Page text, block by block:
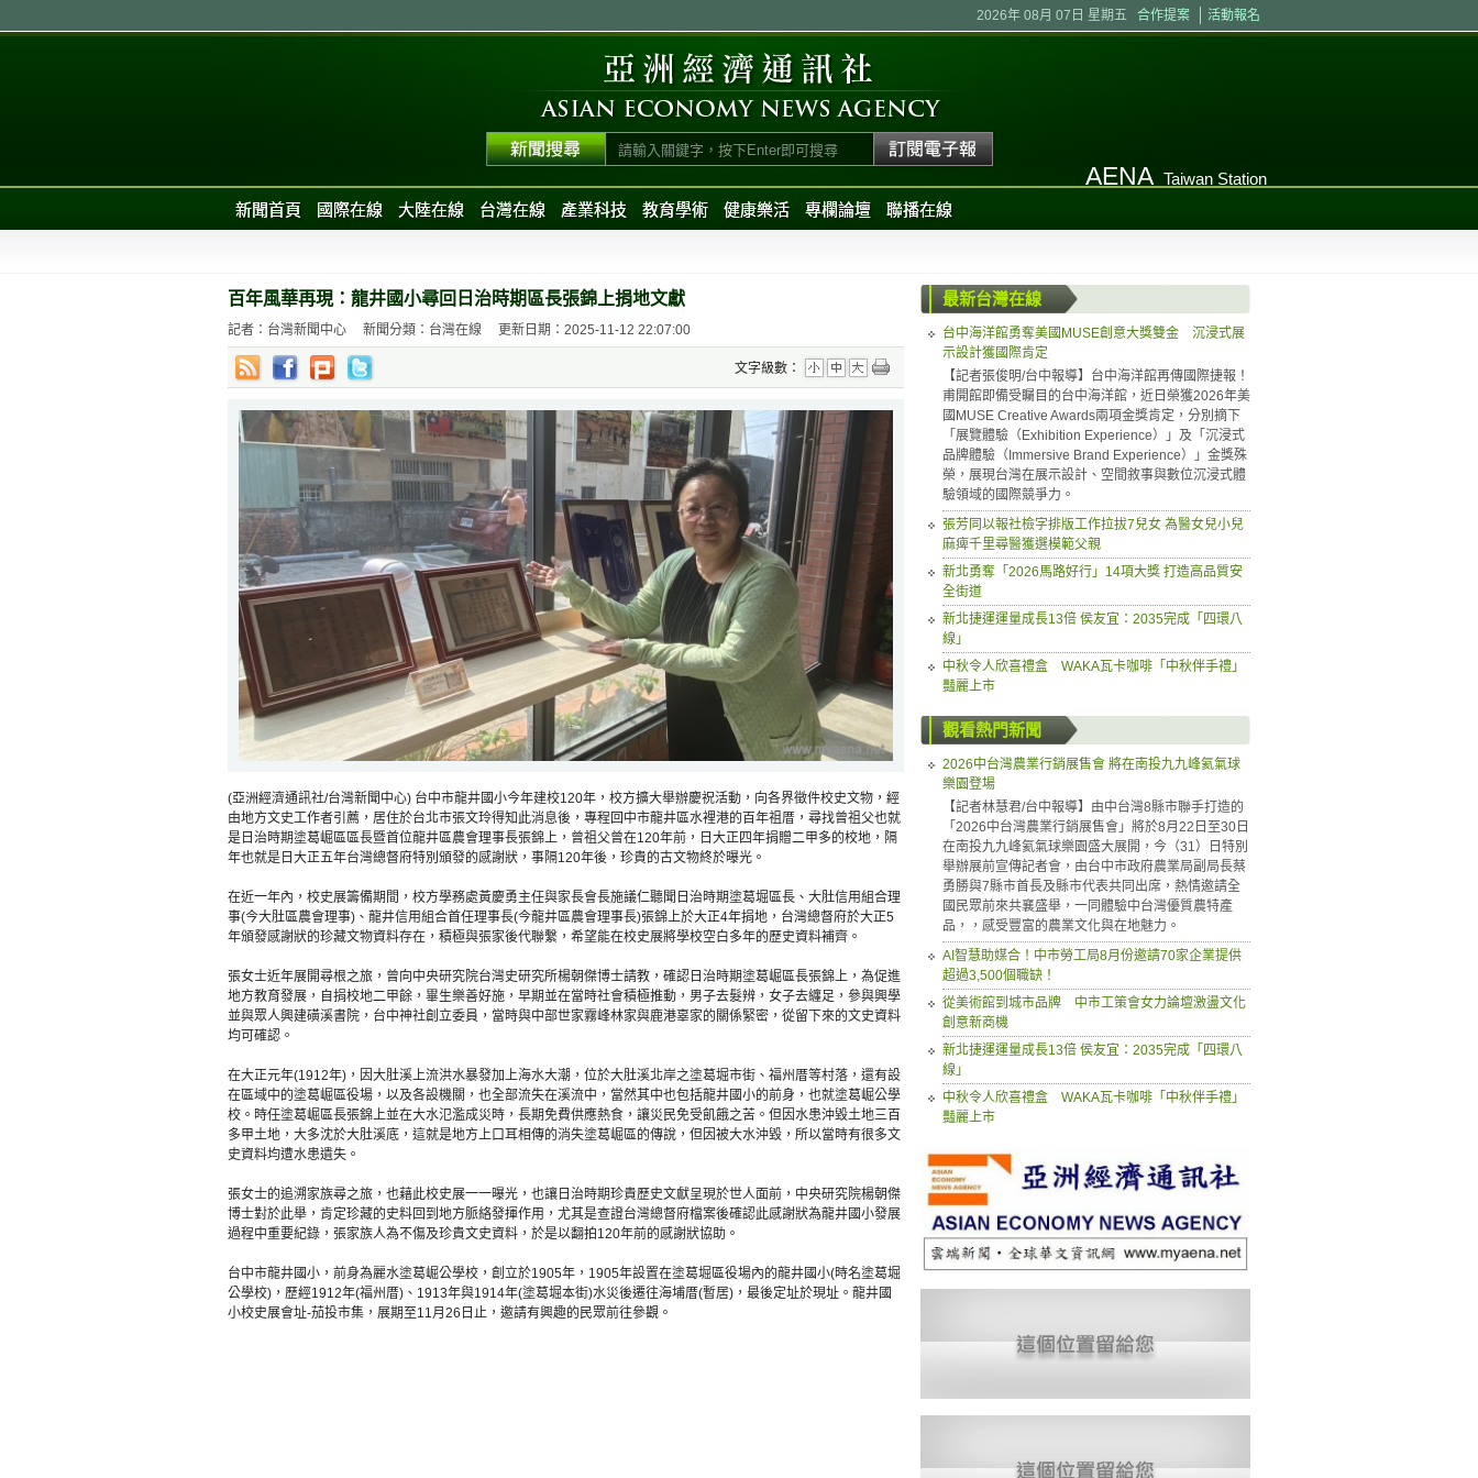
2026年 08月 07日 星期五 合作提案 活動報名
AENA Taiwan Station
新聞首頁
國際在線 大陸在線 台灣在線 產業科技 教育學術 健康樂活 專欄論壇 聯播在線
百年風華再現：龍井國小尋回日治時期區長張錦上捐地文獻
記者：台灣新聞中心 新聞分類：台灣在線 更新日期：2025-11-12 22:07:00
文字級數：
(亞洲經濟通訊社/台灣新聞中心) 台中市龍井國小今年建校120年，校方擴大舉辦慶祝活動，向各界徵件校史文物，經
由地方文史工作者引薦，居住於台北市張文玲得知此消息後，專程回中市龍井區水裡港的百年祖厝，尋找曾祖父也就
是日治時期塗葛崛區區長暨首位龍井區農會理事長張錦上，曾祖父曾在120年前，日大正四年捐贈二甲多的校地，隔
年也就是日大正五年台灣總督府特別頒發的感謝狀，事隔120年後，珍貴的古文物終於曝光。
在近一年內，校史展籌備期間，校方學務處黃慶勇主任與家長會長施議仁聽聞日治時期塗葛堀區長、大肚信用組合理
事(今大肚區農會理事)、龍井信用組合首任理事長(今龍井區農會理事長)張錦上於大正4年捐地，台灣總督府於大正5
年頒發感謝狀的珍藏文物資料存在，積極與張家後代聯繫，希望能在校史展將學校空白多年的歷史資料補齊。
張女士近年展開尋根之旅，曾向中央研究院台灣史研究所楊朝傑博士請教，確認日治時期塗葛崛區長張錦上，為促進
地方教育發展，自捐校地二甲餘，畢生樂善好施，早期並在當時社會積極推動，男子去髮辨，女子去纏足，參與興學
並與眾人興建磺溪書院，台中神社創立委員，當時與中部世家霧峰林家與鹿港辜家的關係緊密，從留下來的文史資料
均可確認。
在大正元年(1912年)，因大肚溪上流洪水暴發加上海水大潮，位於大肚溪北岸之塗葛堀市街、福州厝等村落，還有設
在區域中的塗葛崛區役場，以及各設機關，也全部流失在溪流中，當然其中也包括龍井國小的前身，也就塗葛崛公學
校。時任塗葛崛區長張錦上並在大水氾濫成災時，長期免費供應熱食，讓災民免受飢餓之苦。但因水患沖毀土地三百
多甲土地，大多沈於大肚溪底，這就是地方上口耳相傳的消失塗葛崛區的傳說，但因被大水沖毀，所以當時有很多文
史資料均遭水患遺失。
張女士的追溯家族尋之旅，也藉此校史展一一曝光，也讓日治時期珍貴歷史文獻呈現於世人面前，中央研究院楊朝傑
博士對於此舉，肯定珍藏的史料回到地方脈絡發揮作用，尤其是查證台灣總督府檔案後確認此感謝狀為龍井國小發展
過程中重要紀錄，張家族人為不傷及珍貴文史資料，於是以翻拍120年前的感謝狀協助。
台中市龍井國小，前身為麗水塗葛崛公學校，創立於1905年，1905年設置在塗葛堀區役場內的龍井國小(時名塗葛堀
公學校)，歷經1912年(福州厝)、1913年與1914年(塗葛堀本街)水災後遷往海埔厝(暫居)，最後定址於現址。龍井國
小校史展會址-茄投市集，展期至11月26日止，邀請有興趣的民眾前往參觀。
最新台灣在線
台中海洋館勇奪美國MUSE創意大獎雙金 沉浸式展
示設計獲國際肯定
【記者張俊明/台中報導】台中海洋館再傳國際捷報！
甫開館即備受矚目的台中海洋館，近日榮獲2026年美
國MUSE Creative Awards兩項金獎肯定，分別摘下
「展覽體驗（Exhibition Experience）」及「沉浸式
品牌體驗（Immersive Brand Experience）」金獎殊
榮，展現台灣在展示設計、空間敘事與數位沉浸式體
驗領域的國際競爭力。
張芳同以報社檢字排版工作拉拔7兒女 為醫女兒小兒
麻痺千里尋醫獲選模範父親
新北勇奪「2026馬路好行」14項大獎 打造高品質安
全街道
新北捷運運量成長13倍 侯友宜：2035完成「四環八
線」
中秋令人欣喜禮盒 WAKA瓦卡咖啡「中秋伴手禮」
豔麗上市
觀看熱門新聞
2026中台灣農業行銷展售會 將在南投九九峰氦氣球
樂園登場
【記者林慧君/台中報導】由中台灣8縣市聯手打造的
「2026中台灣農業行銷展售會」將於8月22日至30日
在南投九九峰氦氣球樂園盛大展開，今（31）日特別
舉辦展前宣傳記者會，由台中市政府農業局副局長蔡
勇勝與7縣市首長及縣市代表共同出席，熱情邀請全
國民眾前來共襄盛舉，一同體驗中台灣優質農特產
品，，感受豐富的農業文化與在地魅力。
AI智慧助媒合！中市勞工局8月份邀請70家企業提供
超過3,500個職缺！
從美術館到城市品牌 中市工策會女力論壇激盪文化
創意新商機
新北捷運運量成長13倍 侯友宜：2035完成「四環八
線」
中秋令人欣喜禮盒 WAKA瓦卡咖啡「中秋伴手禮」
豔麗上市